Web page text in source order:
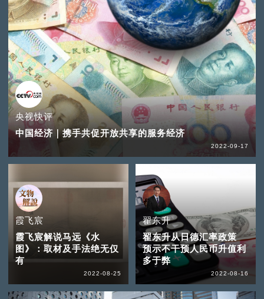
央视快评
中国经济｜携手共促开放共享的服务经济
2022-09-17
霞飞宸
霞飞宸解说马远《水
图》：取材及手法绝无仅
有
2022-08-25
翟东升
翟东升从日德汇率政策
预示不干预人民币升值利
多于弊
2022-08-16